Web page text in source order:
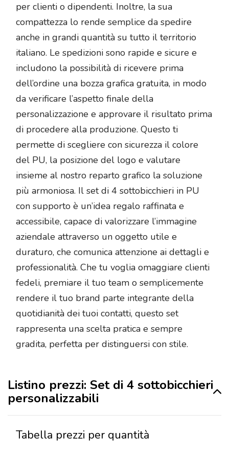
per clienti o dipendenti. Inoltre, la sua
compattezza lo rende semplice da spedire
anche in grandi quantità su tutto il territorio
italiano. Le spedizioni sono rapide e sicure e
includono la possibilità di ricevere prima
dell’ordine una bozza grafica gratuita, in modo
da verificare l’aspetto finale della
personalizzazione e approvare il risultato prima
di procedere alla produzione. Questo ti
permette di scegliere con sicurezza il colore
del PU, la posizione del logo e valutare
insieme al nostro reparto grafico la soluzione
più armoniosa. Il set di 4 sottobicchieri in PU
con supporto è un’idea regalo raffinata e
accessibile, capace di valorizzare l’immagine
aziendale attraverso un oggetto utile e
duraturo, che comunica attenzione ai dettagli e
professionalità. Che tu voglia omaggiare clienti
fedeli, premiare il tuo team o semplicemente
rendere il tuo brand parte integrante della
quotidianità dei tuoi contatti, questo set
rappresenta una scelta pratica e sempre
gradita, perfetta per distinguersi con stile.
Listino prezzi: Set di 4 sottobicchieri
personalizzabili
Tabella prezzi per quantità